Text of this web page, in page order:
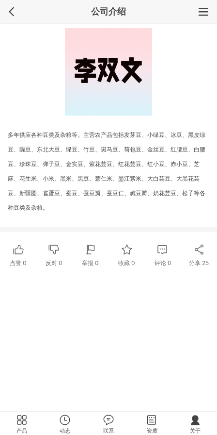
公司介绍
多年供应各种豆类及杂粮等。主营农产品包括发芽豆、小绿豆、冰豆、黑皮绿
豆、豌豆、东北大豆、绿豆、竹豆、斑马豆、荷包豆、金丝豆、红腰豆、白腰
豆、珍珠豆、弹子豆、金实豆、紫花芸豆、红花芸豆、红小豆、赤小豆、芝
麻、花生米、小米、黑米、黑豆、薏仁米、墨江紫米、大白芸豆、大黑花芸
豆、新疆圆、雀蛋豆、蚕豆、蚕豆瓣、蚕豆仁、豌豆瓣、奶花芸豆、松子等各
种豆类及杂粮。
点赞 0 反对0 举报 0 收藏 0 评论 0 分享 25
产品 动态 联系 资质 关于